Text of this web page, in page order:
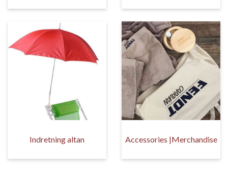
Indretning altan Accessories |Merchandise